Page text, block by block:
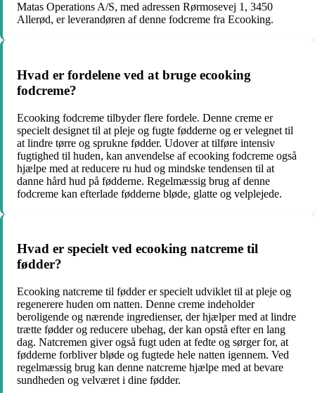
Matas Operations A/S, med adressen Rørmosevej 1, 3450
Allerød, er leverandøren af denne fodcreme fra Ecooking.
Hvad er fordelene ved at bruge ecooking
fodcreme?
Ecooking fodcreme tilbyder flere fordele. Denne creme er
specielt designet til at pleje og fugte fødderne og er velegnet til
at lindre tørre og sprukne fødder. Udover at tilføre intensiv
fugtighed til huden, kan anvendelse af ecooking fodcreme også
hjælpe med at reducere ru hud og mindske tendensen til at
danne hård hud på fødderne. Regelmæssig brug af denne
fodcreme kan efterlade fødderne bløde, glatte og velplejede.
Hvad er specielt ved ecooking natcreme til
fødder?
Ecooking natcreme til fødder er specielt udviklet til at pleje og
regenerere huden om natten. Denne creme indeholder
beroligende og nærende ingredienser, der hjælper med at lindre
trætte fødder og reducere ubehag, der kan opstå efter en lang
dag. Natcremen giver også fugt uden at fedte og sørger for, at
fødderne forbliver bløde og fugtede hele natten igennem. Ved
regelmæssig brug kan denne natcreme hjælpe med at bevare
sundheden og velværet i dine fødder.